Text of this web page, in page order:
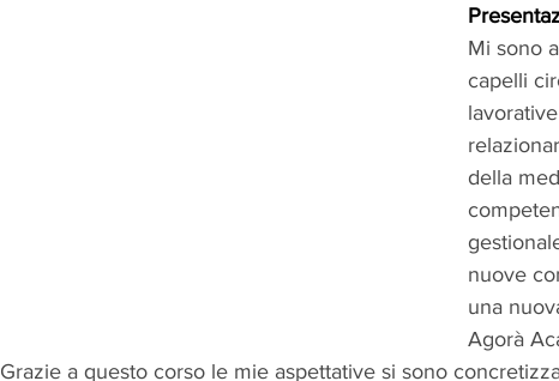
Mi sono
capelli
della
nuove
una
Agorà
Grazie a questo corso le mie aspettative si sono